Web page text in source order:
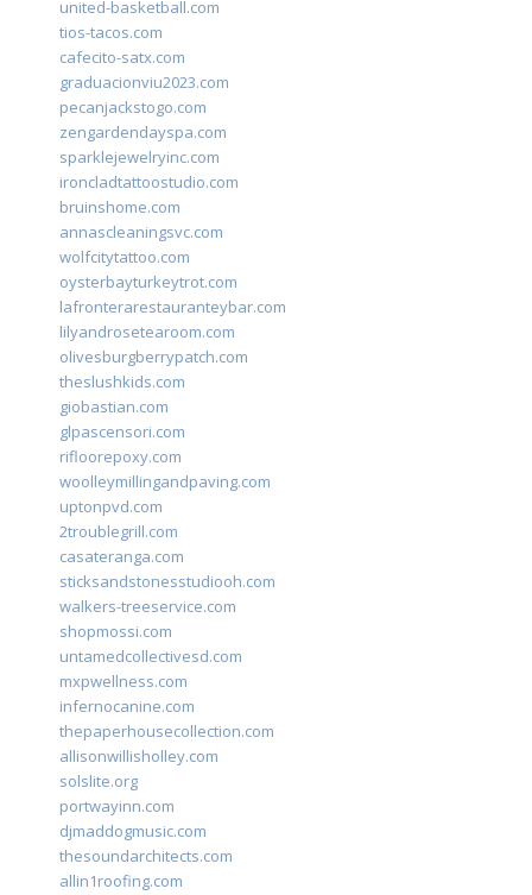
united-basketball.com
tios-tacos.com
cafecito-satx.com
graduacionviu2023.com
pecanjackstogo.com
zengardendayspa.com
sparklejewelryinc.com
ironcladtattoostudio.com
bruinshome.com
annascleaningsvc.com
wolfcitytattoo.com
oysterbayturkeytrot.com
lafronterarestauranteybar.com
lilyandrosetearoom.com
olivesburgberrypatch.com
theslushkids.com
giobastian.com
glpascensori.com
rifloorepoxy.com
woolleymillingandpaving.com
uptonpvd.com
2troublegrill.com
casateranga.com
sticksandstonesstudiooh.com
walkers-treeservice.com
shopmossi.com
untamedcollectivesd.com
mxpwellness.com
infernocanine.com
thepaperhousecollection.com
allisonwillisholley.com
solslite.org
portwayinn.com
djmaddogmusic.com
thesoundarchitects.com
allin1roofing.com